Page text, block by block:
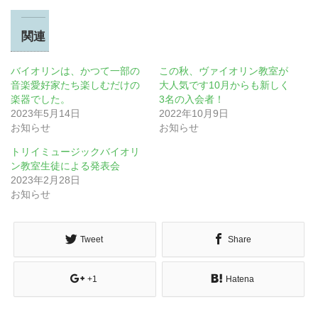
関連
バイオリンは、かつて一部の
音楽愛好家たち楽しむだけの
楽器でした。
2023年5月14日
お知らせ
この秋、ヴァイオリン教室が
大人気です10月からも新しく
3名の入会者！
2022年10月9日
お知らせ
トリイミュージックバイオリ
ン教室生徒による発表会
2023年2月28日
お知らせ
Tweet Share
+1 Hatena